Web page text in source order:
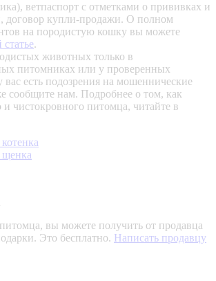
ветпаспорт с отметками о прививках и
договор купли-продажи. О полном
на породистую кошку вы можете
.
животных только в
питомниках или у проверенных
вас есть подозрения на мошеннические
сообщите нам. Подробнее о том, как
и чистокровного питомца, читайте в
щенка
вы можете получить от продавца
Это бесплатно. Написать продавцу